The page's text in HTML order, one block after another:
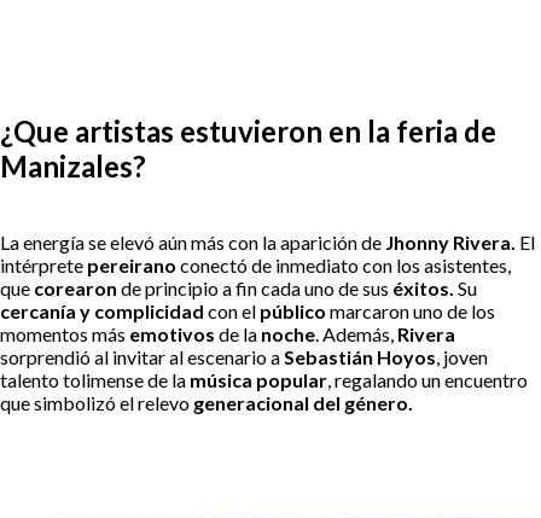
¿Que artistas estuvieron en la feria de
Manizales?
La energía se elevó aún más con la aparición de Jhonny Rivera. El
intérprete pereirano conectó de inmediato con los asistentes,
que corearon de principio a fin cada uno de sus éxitos. Su
cercanía y complicidad con el público marcaron uno de los
momentos más emotivos de la noche . Además, Rivera
sorprendió al invitar al escenario a Sebastián Hoyos , joven
talento tolimense de la música popular , regalando un encuentro
que simbolizó el relevo generacional del género.